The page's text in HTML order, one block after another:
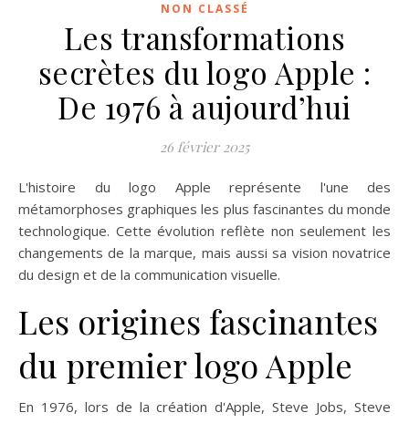
NON CLASSÉ
Les transformations
secrètes du logo Apple :
De 1976 à aujourd’hui
26 février 2025
L'histoire du logo Apple représente l'une des
métamorphoses graphiques les plus fascinantes du monde
technologique. Cette évolution reflète non seulement les
changements de la marque, mais aussi sa vision novatrice
du design et de la communication visuelle.
Les origines fascinantes
du premier logo Apple
En 1976, lors de la création d'Apple, Steve Jobs, Steve